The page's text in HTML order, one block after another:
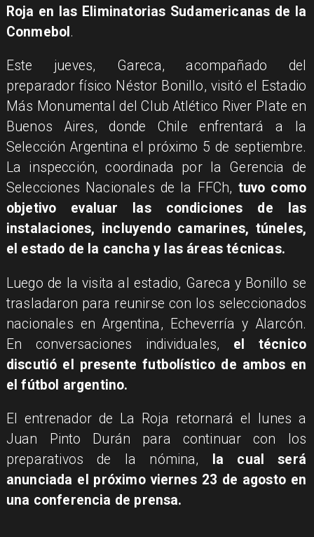
Roja en las Eliminatorias Sudamericanas de la
Conmebol .
Este jueves, Gareca, acompañado del
preparador físico Néstor Bonillo, visitó el Estadio
Más Monumental del Club Atlético River Plate en
Buenos Aires, donde Chile enfrentará a la
Selección Argentina el próximo 5 de septiembre.
La inspección, coordinada por la Gerencia de
Selecciones Nacionales de la FFCh, tuvo como
objetivo evaluar las condiciones de las
instalaciones, incluyendo camarines, túneles,
el estado de la cancha y las áreas técnicas.
Luego de la visita al estadio, Gareca y Bonillo se
trasladaron para reunirse con los seleccionados
nacionales en Argentina, Echeverría y Alarcón.
En conversaciones individuales, el técnico
discutió el presente futbolístico de ambos en
el fútbol argentino.
El entrenador de La Roja retornará el lunes a
Juan Pinto Durán para continuar con los
preparativos de la nómina, la cual será
anunciada el próximo viernes 23 de agosto en
una conferencia de prensa.